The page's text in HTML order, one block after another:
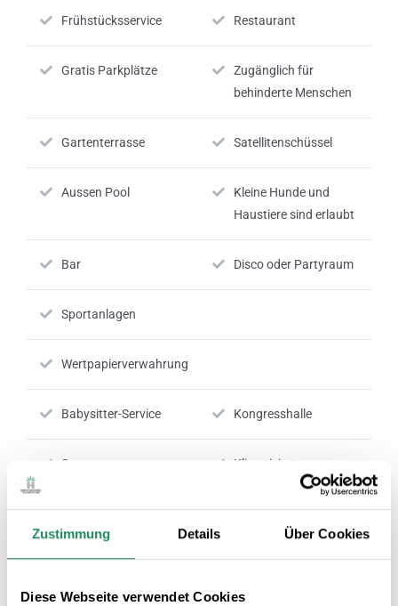
Zustimmung Details Über Cookies
Diese Webseite verwendet Cookies
Frühstücksservice Restaurant
Gratis Parkplätze
Zugänglich für
behinderte Menschen
Gartenterrasse Satellitenschüssel
Aussen Pool
Kleine Hunde und
Haustiere sind erlaubt
Bar Disco oder Partyraum
Sportanlagen
Wertpapierverwahrung
Babysitter-Service Kongresshalle
Spa
Klimatisierte
Gemeinschaftsräume
Zahlung per Karte
wird akzeptiert
24 Stunden Rezeption